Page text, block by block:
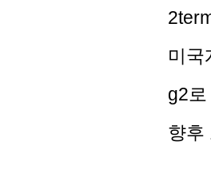
미국
g2
향후